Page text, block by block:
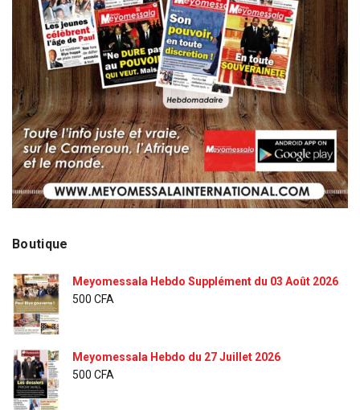
Boutique
Meyomessala Hebdo Supplément du 03 Août 2026
500 CFA
Meyomessala Hebdo du 27 Juillet 2026
500 CFA